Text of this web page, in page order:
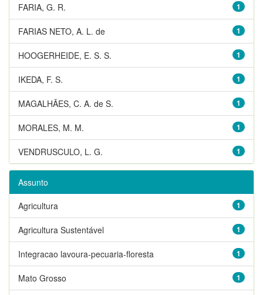
1
FARIA, G. R.
1
FARIAS NETO, A. L. de
1
HOOGERHEIDE, E. S. S.
1
IKEDA, F. S.
1
MAGALHÃES, C. A. de S.
1
MORALES, M. M.
1
VENDRUSCULO, L. G.
Assunto
1
Agricultura
1
Agricultura Sustentável
1
Integracao lavoura-pecuaria-floresta
1
Mato Grosso